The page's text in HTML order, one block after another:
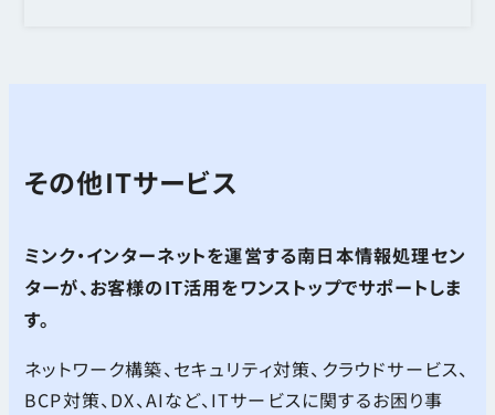
その他ITサービス
ミンク・インターネットを運営する南日本情報処理セン
ターが、お客様のIT活用をワンストップでサポートしま
す。
ネットワーク構築、セキュリティ対策、クラウドサービス、
BCP対策、DX、AIなど、ITサービスに関するお困り事